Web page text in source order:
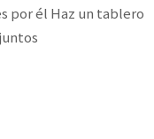
por él Haz un tablero